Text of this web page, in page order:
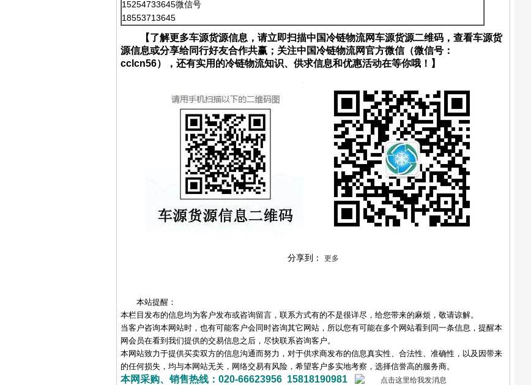
15254733645微信号
18553713645
【了解更多车源货源信息，请立即扫描中国冷链物流网车源货源二维码，查看车源货
源信息或分享给同行好友合作共赢；关注中国冷链物流网官方微信（微信号：
cclcn56），还有实用的冷链物流知识、供求信息和优惠活动在等你哦！】
分享到： 更多
本站提醒：
本栏目发布的信息均为客户发布或咨询留言，联系方式有的不是很详尽，给您带来的麻烦，敬请谅解。
当客户咨询本网站时，也有可能客户会同时咨询其它网站，所以您有可能在多个网站看到同一条信息，提醒本
网会员在看到我们提供的交易信息之后，尽快联系咨询客户。
本网站致力于提供买卖双方的信息沟通而努力，对于供求商发布的信息真实性、合法性、准确性，以及因带来
的任何损失，均与本网站无关，网络交易有风险，希望客户多实地考察，选择信誉高的服务商。
本网采购、销售热线：020-66623956 15818190981